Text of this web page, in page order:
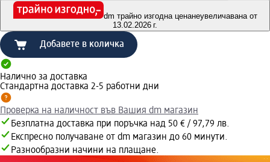
dm трайно изгодна ценанеувеличавана от
13.02.2026 г.
Добавете в количка
Налично за доставка
Стандартна доставка 2-5 работни дни
Проверка на наличност във Вашия dm магазин
Безплатна доставка при поръчка над 50 € / 97,79 лв.
Експресно получаване от dm магазин до 60 минути.
Разнообразни начини на плащане.